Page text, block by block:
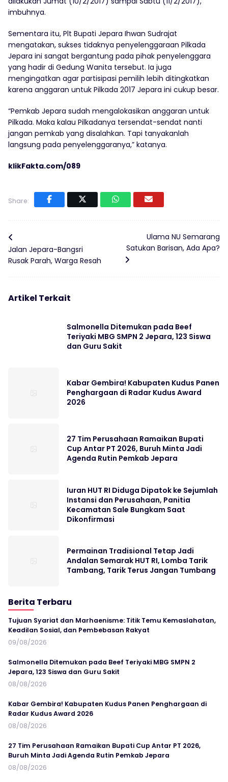
imbuhnya.
Sementara itu, Plt Bupati Jepara Ihwan Sudrajat
mengatakan, sukses tidaknya penyelenggaraan Pilkada
Jepara ini sangat bergantung pada pihak penyelenggara
yang hadir di Gedung Wanita tersebut. Ia juga
mengingatkan agar partisipasi pemilih lebih ditingkatkan
karena anggaran untuk Pilkada 2017 Jepara ini cukup besar.
“Pemkab Jepara sudah mengalokasikan anggaran untuk
Pilkada. Maka kalau Pilkadanya tersendat-sendat nanti
jangan pemkab yang disalahkan. Tapi tanyakanlah
langsung pada penyelenggaranya,” katanya.
klikFakta.com/089
Share:
Jalan Jepara-Bangsri
Rusak Parah, Warga Resah
Ulama NU Semarang
Satukan Barisan, Ada Apa?
Artikel Terkait
Salmonella Ditemukan pada Beef
Teriyaki MBG SMPN 2 Jepara, 123 Siswa
dan Guru Sakit
Kabar Gembira! Kabupaten Kudus Panen
Penghargaan di Radar Kudus Award
2026
27 Tim Perusahaan Ramaikan Bupati
Cup Antar PT 2026, Buruh Minta Jadi
Agenda Rutin Pemkab Jepara
Iuran HUT RI Diduga Dipatok ke Sejumlah
Instansi dan Perusahaan, Panitia
Kecamatan Sale Bungkam Saat
Dikonfirmasi
Permainan Tradisional Tetap Jadi
Andalan Semarak HUT RI, Lomba Tarik
Tambang, Tarik Terus Jangan Tumbang
Berita Terbaru
Tujuan Syariat dan Marhaenisme: Titik Temu Kemaslahatan,
Keadilan Sosial, dan Pembebasan Rakyat
09/08/2026
Salmonella Ditemukan pada Beef Teriyaki MBG SMPN 2
Jepara, 123 Siswa dan Guru Sakit
08/08/2026
Kabar Gembira! Kabupaten Kudus Panen Penghargaan di
Radar Kudus Award 2026
08/08/2026
27 Tim Perusahaan Ramaikan Bupati Cup Antar PT 2026,
Buruh Minta Jadi Agenda Rutin Pemkab Jepara
08/08/2026